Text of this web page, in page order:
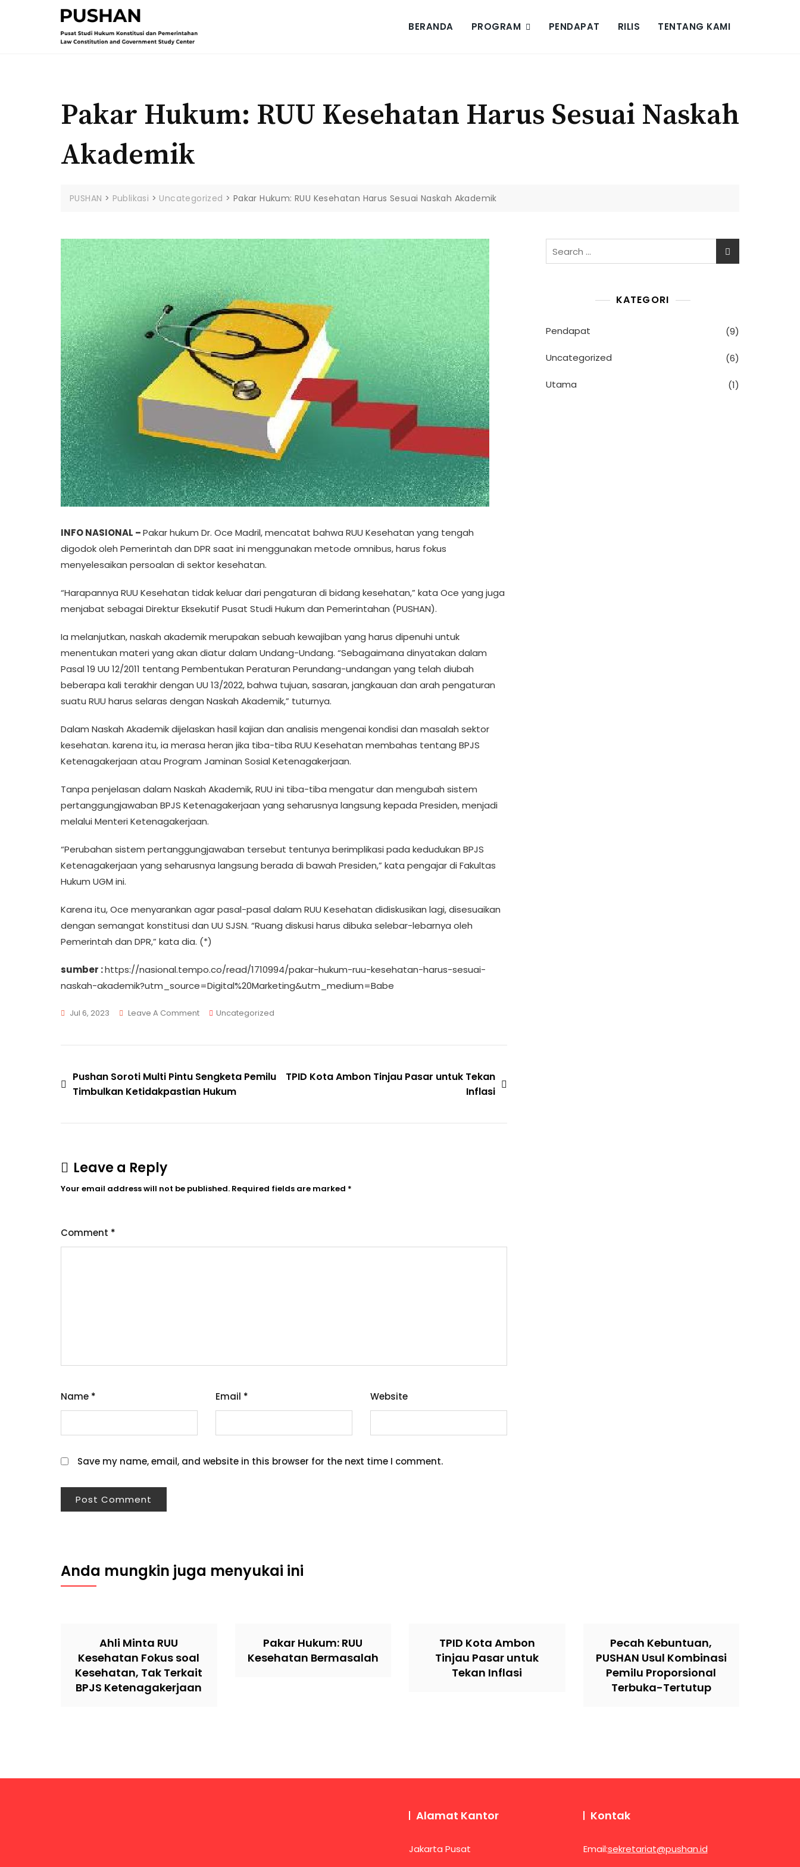
BERANDA PROGRAM PENDAPAT RILIS TENTANG KAMI
Pakar Hukum: RUU Kesehatan Harus Sesuai Naskah
Akademik
PUSHAN > Publikasi > Uncategorized > Pakar Hukum: RUU Kesehatan Harus Sesuai Naskah Akademik
INFO NASIONAL –Pakar hukum Dr. Oce Madril, mencatat bahwa RUU Kesehatan yang tengah
digodok oleh Pemerintah dan DPR saat ini menggunakan metode omnibus, harus fokus
menyelesaikan persoalan di sektor kesehatan.
“Harapannya RUU Kesehatan tidak keluar dari pengaturan di bidang kesehatan,” kata Oce yang juga
menjabat sebagai Direktur Eksekutif Pusat Studi Hukum dan Pemerintahan (PUSHAN).
Ia melanjutkan, naskah akademik merupakan sebuah kewajiban yang harus dipenuhi untuk
menentukan materi yang akan diatur dalam Undang-Undang. “Sebagaimana dinyatakan dalam
Pasal 19 UU 12/2011 tentang Pembentukan Peraturan Perundang-undangan yang telah diubah
beberapa kali terakhir dengan UU 13/2022, bahwa tujuan, sasaran, jangkauan dan arah pengaturan
suatu RUU harus selaras dengan Naskah Akademik,” tuturnya.
Dalam Naskah Akademik dijelaskan hasil kajian dan analisis mengenai kondisi dan masalah sektor
kesehatan. karena itu, ia merasa heran jika tiba-tiba RUU Kesehatan membahas tentang BPJS
Ketenagakerjaan atau Program Jaminan Sosial Ketenagakerjaan.
Tanpa penjelasan dalam Naskah Akademik, RUU ini tiba-tiba mengatur dan mengubah sistem
pertanggungjawaban BPJS Ketenagakerjaan yang seharusnya langsung kepada Presiden, menjadi
melalui Menteri Ketenagakerjaan.
“Perubahan sistem pertanggungjawaban tersebut tentunya berimplikasi pada kedudukan BPJS
Ketenagakerjaan yang seharusnya langsung berada di bawah Presiden,” kata pengajar di Fakultas
Hukum UGM ini.
Karena itu, Oce menyarankan agar pasal-pasal dalam RUU Kesehatan didiskusikan lagi, disesuaikan
dengan semangat konstitusi dan UU SJSN. “Ruang diskusi harus dibuka selebar-lebarnya oleh
Pemerintah dan DPR,” kata dia. (*)
sumber :https://nasional.tempo.co/read/1710994/pakar-hukum-ruu-kesehatan-harus-sesuai-
naskah-akademik?utm_source=Digital%20Marketing&utm_medium=Babe
Jul 6, 2023 Leave A CommentOn
Hukum:
Kesehatan
Harus
Naskah
Uncategorized
Post
navigation
Pushan Soroti Multi Pintu Sengketa Pemilu
Timbulkan Ketidakpastian Hukum
TPID Kota Ambon Tinjau Pasar untuk Tekan
Inflasi
Leave a Reply
Your email address will not be published. Required fields are marked *
Comment *
Name * Email * Website
Save my name, email, and website in this browser for the next time I comment.
KATEGORI
Pendapat (9)
Uncategorized (6)
Utama (1)
Anda mungkin juga menyukai ini
Ahli Minta RUU
Kesehatan Fokus soal
Kesehatan, Tak Terkait
BPJS Ketenagakerjaan
Pakar Hukum: RUU
Kesehatan Bermasalah
TPID Kota Ambon
Tinjau Pasar untuk
Tekan Inflasi
Pecah Kebuntuan,
PUSHAN Usul Kombinasi
Pemilu Proporsional
Terbuka-Tertutup
Alamat Kantor
Jakarta Pusat
Kontak
Email:sekretariat@pushan.id